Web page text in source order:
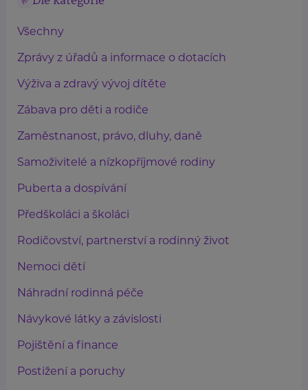
Všechny
Zprávy z úřadů a informace o dotacích
Výživa a zdravý vývoj dítěte
Zábava pro děti a rodiče
Zaměstnanost, právo, dluhy, daně
Samoživitelé a nízkopříjmové rodiny
Puberta a dospívání
Předškoláci a školáci
Rodičovství, partnerství a rodinný život
Nemoci dětí
Náhradní rodinná péče
Návykové látky a závislosti
Pojištění a finance
Postižení a poruchy